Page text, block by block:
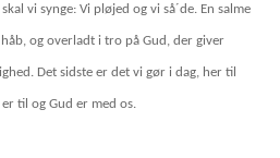
vi synge: Vi pløjed og vi så´de. En salme
og overladt i tro på Gud, der giver
Det sidste er det vi gør i dag, her til
til og Gud er med os.